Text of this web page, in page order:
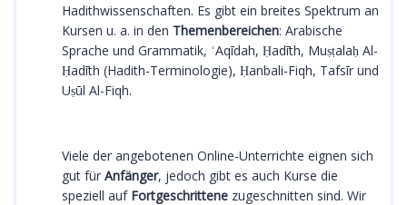
Hadithwissenschaften. Es gibt ein breites Spektrum an
Kursen u. a. in den Themenbereichen: Arabische
Sprache und Grammatik, ʿAqīdah, Ḥadīth, Muṣṭalaḥ Al-
Ḥadīth (Hadith-Terminologie), Ḥanbali-Fiqh, Tafsīr und
Uṣūl Al-Fiqh.
Viele der angebotenen Online-Unterrichte eignen sich
gut für Anfänger, jedoch gibt es auch Kurse die
speziell auf Fortgeschrittene zugeschnitten sind. Wir